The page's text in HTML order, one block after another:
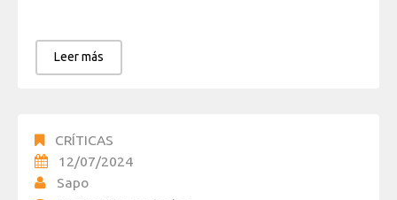
Leer más
CRÍTICAS
12/07/2024
Sapo